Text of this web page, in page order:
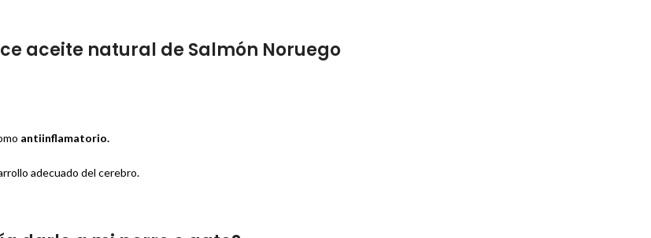
aceite natural de Salmón Noruego
antiinflamatorio.
adecuado del cerebro.